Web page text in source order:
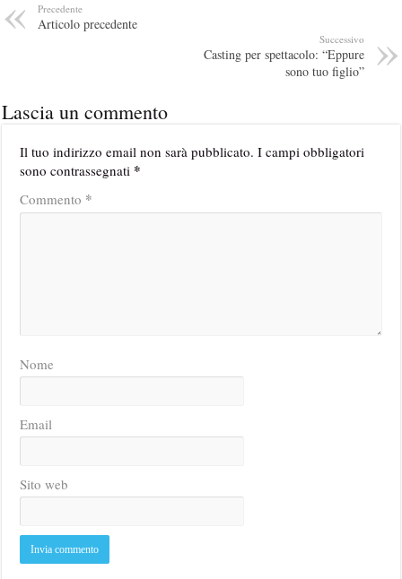
Precedente
Articolo precedente
Successivo
Casting per spettacolo: “Eppure
sono tuo figlio”
Lascia un commento
Il tuo indirizzo email non sarà pubblicato. I campi obbligatori
sono contrassegnati *
Commento *
Nome
Email
Sito web